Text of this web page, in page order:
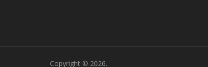
Copyright © 2026.